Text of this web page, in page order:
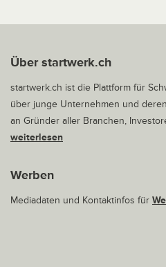
Über startwerk.ch
startwerk.ch ist die Plattform für
über junge Unternehmen und
an Gründer aller Branchen,
weiterlesen
Werben
Mediadaten und Kontaktinfos für